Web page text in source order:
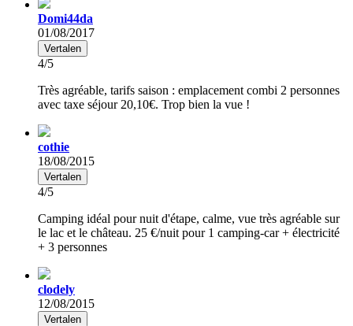
Domi44da
01/08/2017
Vertalen
4/5
Très agréable, tarifs saison : emplacement combi 2 personnes
avec taxe séjour 20,10€. Trop bien la vue !
cothie
18/08/2015
Vertalen
4/5
Camping idéal pour nuit d'étape, calme, vue très agréable sur
le lac et le château. 25 €/nuit pour 1 camping-car + électricité
+ 3 personnes
clodely
12/08/2015
Vertalen